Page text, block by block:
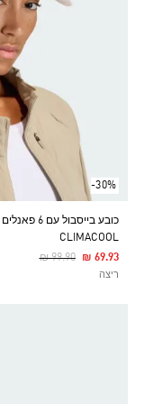
-30%
CLIMACOOL
Price Reduced From
₪ 99.90To₪ 69.93
ריצה